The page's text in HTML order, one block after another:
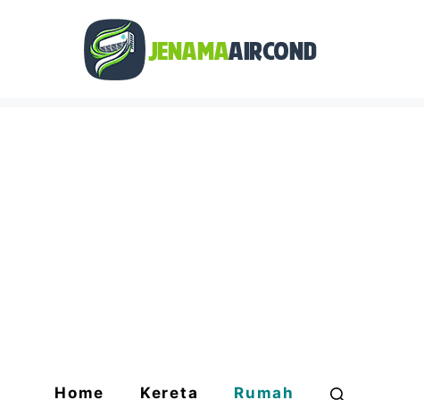
Home Kereta Rumah